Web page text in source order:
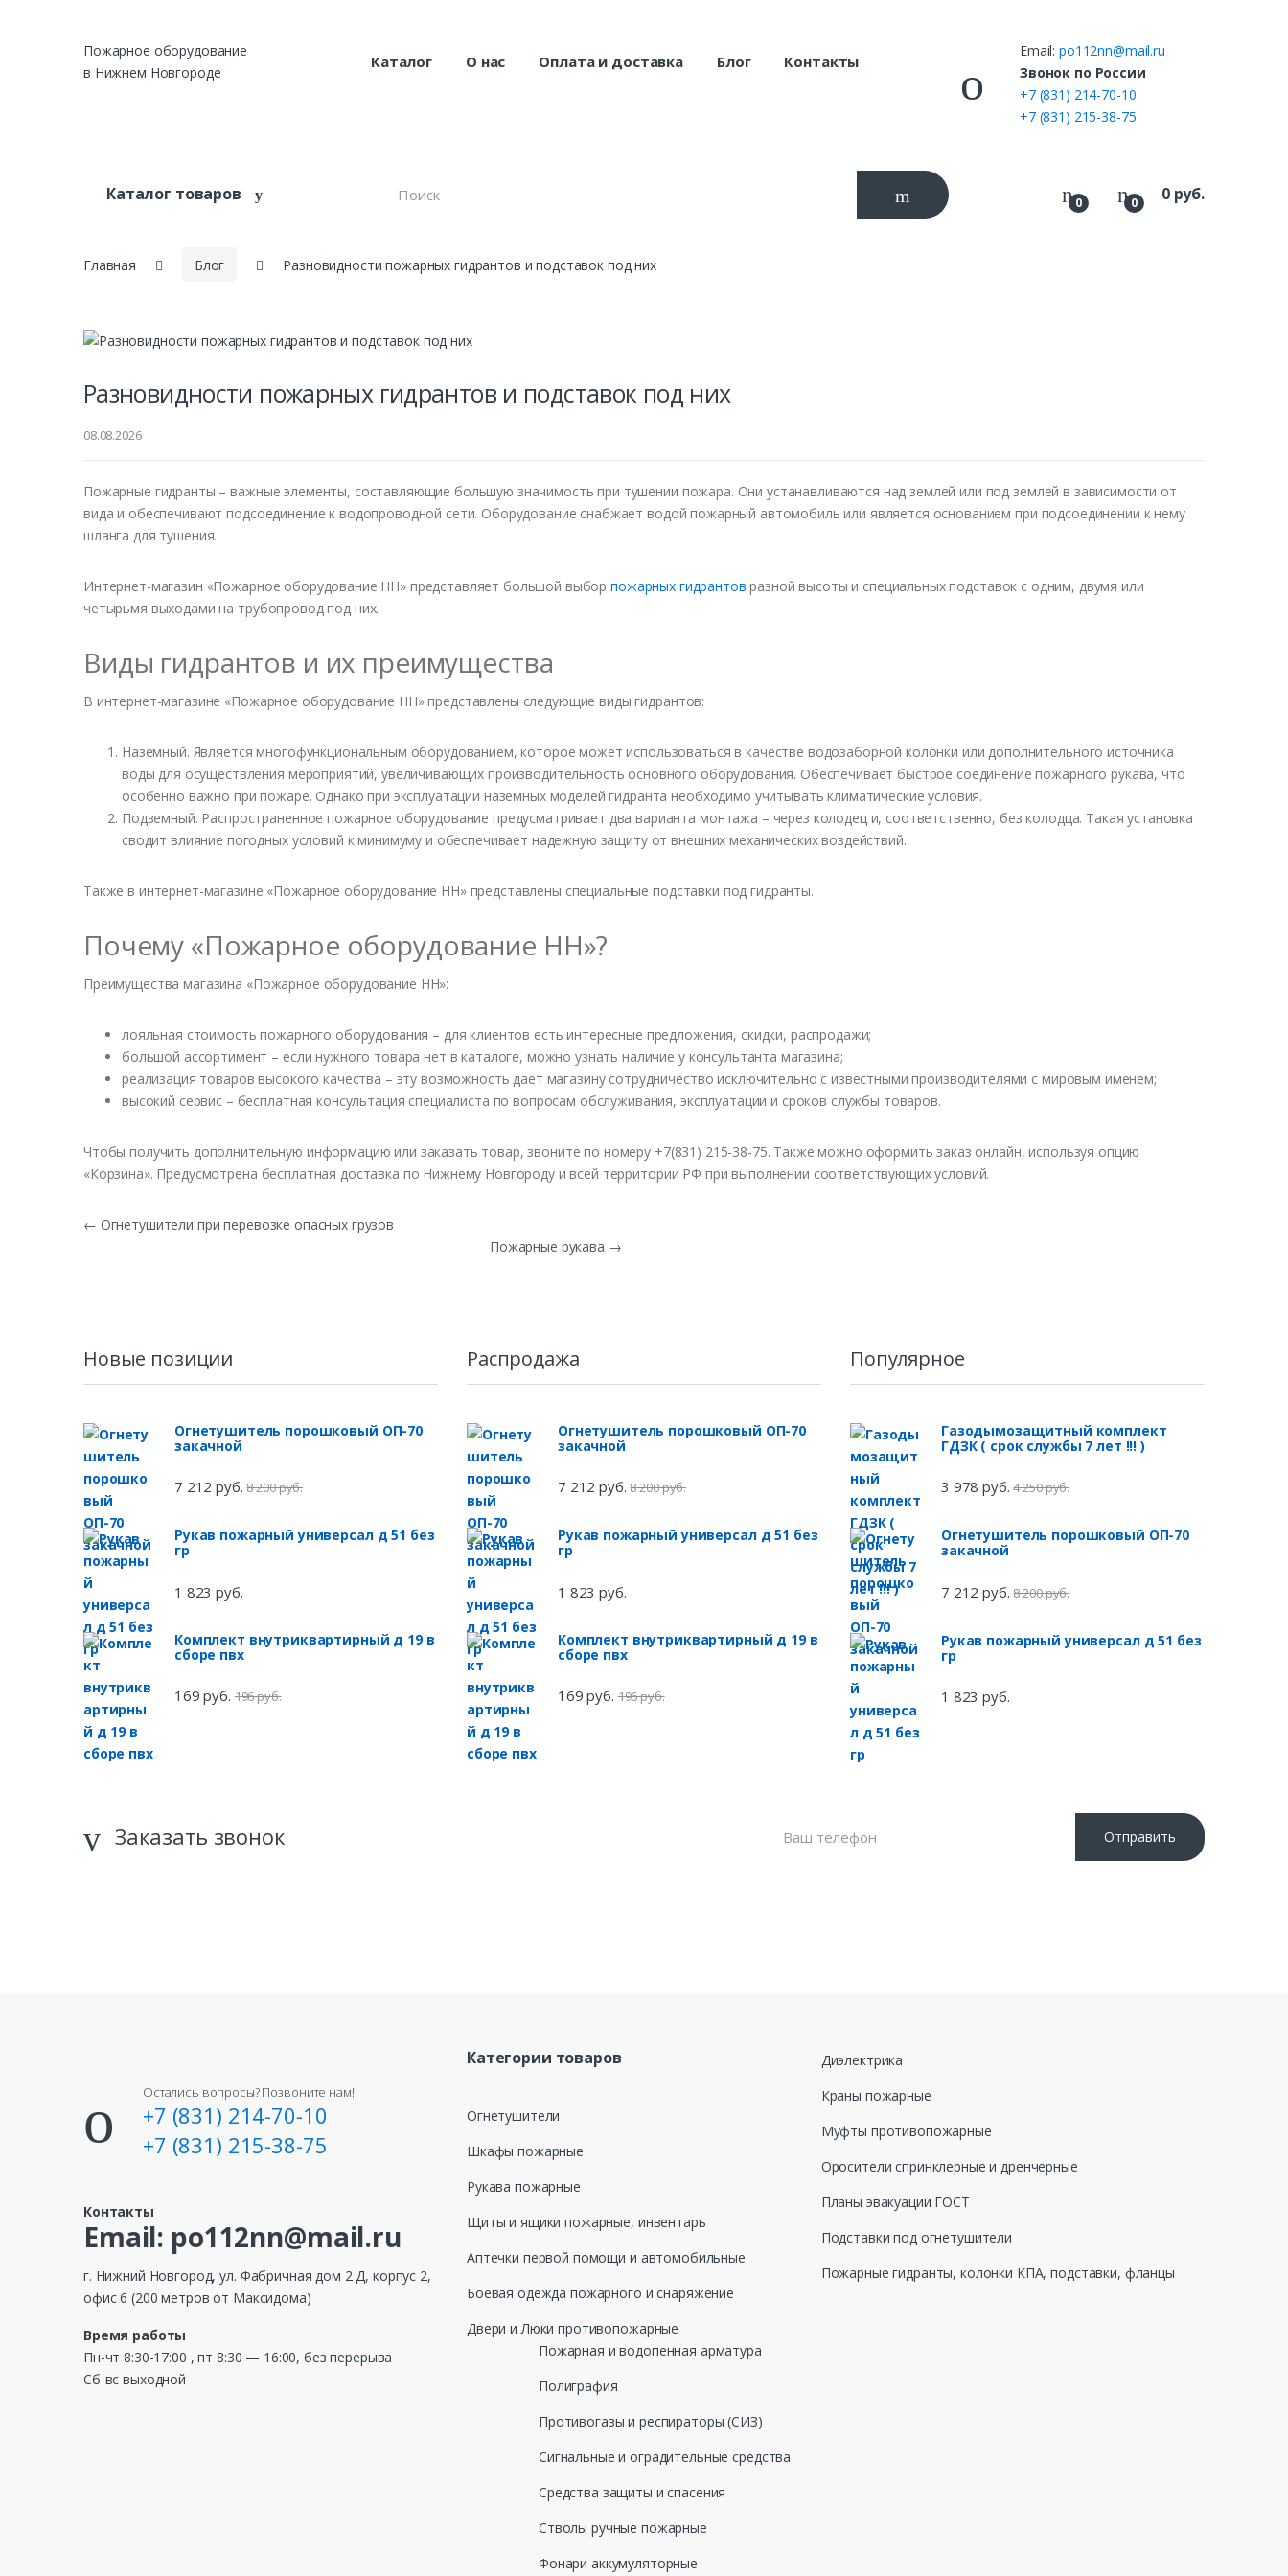
Пожарное оборудование
в Нижнем Новгороде
Каталог О нас Оплата и доставка Блог Контакты
Email:po112nn@mail.ru
Звонок по России
+7 (831) 214-70-10
+7 (831) 215-38-75
Каталог товаров
h
0 0 0руб.
Главная Блог Разновидности пожарных гидрантов и подставок под них
Разновидности пожарных гидрантов и подставок под них
08.08.2026
Пожарные гидранты – важные элементы, составляющие большую значимость при тушении пожара. Они устанавливаются над землей или под землей в зависимости от
вида и обеспечивают подсоединение к водопроводной сети. Оборудование снабжает водой пожарный автомобиль или является основанием при подсоединении к нему
шланга для тушения.
Интернет-магазин «Пожарное оборудование НН» представляет большой выборпожарных гидрантов разной высоты и специальных подставок с одним, двумя или
четырьмя выходами на трубопровод под них.
Виды гидрантов и их преимущества
В интернет-магазине «Пожарное оборудование НН» представлены следующие виды гидрантов:
Наземный. Является многофункциональным оборудованием, которое может использоваться в качестве водозаборной колонки или дополнительного источника
воды для осуществления мероприятий, увеличивающих производительность основного оборудования. Обеспечивает быстрое соединение пожарного рукава, что
особенно важно при пожаре. Однако при эксплуатации наземных моделей гидранта необходимо учитывать климатические условия.
Подземный. Распространенное пожарное оборудование предусматривает два варианта монтажа – через колодец и, соответственно, без колодца. Такая установка
сводит влияние погодных условий к минимуму и обеспечивает надежную защиту от внешних механических воздействий.
Также в интернет-магазине «Пожарное оборудование НН» представлены специальные подставки под гидранты.
Почему «Пожарное оборудование НН»?
Преимущества магазина «Пожарное оборудование НН»:
лояльная стоимость пожарного оборудования – для клиентов есть интересные предложения, скидки, распродажи;
большой ассортимент – если нужного товара нет в каталоге, можно узнать наличие у консультанта магазина;
реализация товаров высокого качества – эту возможность дает магазину сотрудничество исключительно с известными производителями с мировым именем;
высокий сервис – бесплатная консультация специалиста по вопросам обслуживания, эксплуатации и сроков службы товаров.
Чтобы получить дополнительную информацию или заказать товар, звоните по номеру +7(831) 215-38-75. Также можно оформить заказ онлайн, используя опцию
«Корзина». Предусмотрена бесплатная доставка по Нижнему Новгороду и всей территории РФ при выполнении соответствующих условий.
← Огнетушители при перевозке опасных грузов
Пожарные рукава →
Новые позиции
Огнетушитель порошковый ОП-70
закачной
7 212 руб. 8 200 руб.
Рукав пожарный универсал д 51 без
гр
1 823 руб.
Комплект внутриквартирный д 19 в
сборе пвх
169 руб. 196 руб.
Распродажа
Огнетушитель порошковый ОП-70
закачной
7 212 руб. 8 200 руб.
Рукав пожарный универсал д 51 без
гр
1 823 руб.
Комплект внутриквартирный д 19 в
сборе пвх
169 руб. 196 руб.
Популярное
Газодымозащитный комплект
ГДЗК ( срок службы 7 лет !!! )
3 978 руб. 4 250 руб.
Огнетушитель порошковый ОП-70
закачной
7 212 руб. 8 200 руб.
Рукав пожарный универсал д 51 без
гр
1 823 руб.
Заказать звонок Отправить
Категории товаров
Огнетушители
Шкафы пожарные
Рукава пожарные
Щиты и ящики пожарные, инвентарь
Аптечки первой помощи и автомобильные
Боевая одежда пожарного и снаряжение
Двери и Люки противопожарные
Диэлектрика
Краны пожарные
Муфты противопожарные
Оросители спринклерные и дренчерные
Планы эвакуации ГОСТ
Подставки под огнетушители
Пожарные гидранты, колонки КПА, подставки, фланцы
Пожарная и водопенная арматура
Полиграфия
Противогазы и респираторы (СИЗ)
Сигнальные и оградительные средства
Средства защиты и спасения
Стволы ручные пожарные
Фонари аккумуляторные
Остались вопросы? Позвоните нам!
+7 (831) 214-70-10
+7 (831) 215-38-75
Контакты
Email: po112nn@mail.ru
г. Нижний Новгород, ул. Фабричная дом 2 Д, корпус 2,
офис 6 (200 метров от Максидома)
Время работы
Пн-чт 8:30-17:00 , пт 8:30 — 16:00, без перерыва
Сб-вс выходной